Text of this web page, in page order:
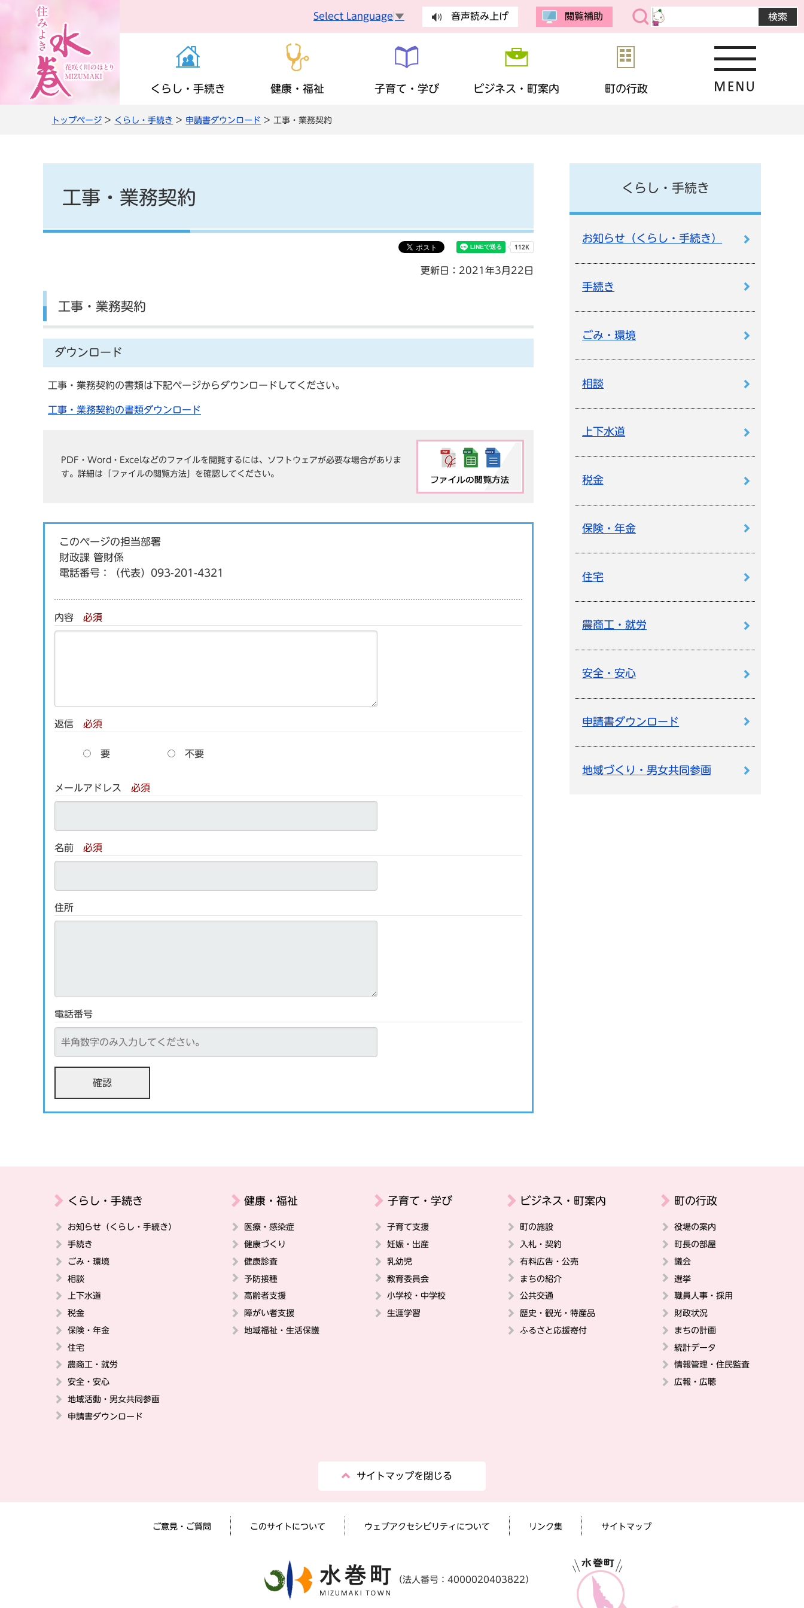
Select Language ▼ 音声読み上げ 閲覧補助
くらし・手続き
上下水道 住宅
農商工・就労 安全・安心 地域活動・男女共同参画 申請書ダウンロード
健康・福祉 子育て・学び ビジネス・町案内 町の行政
トップページ > くらし・手続き > 申請書ダウンロード > 工事・業務契約
工事・業務契約
更新日：2021年3月22日
工事・業務契約
ダウンロード
工事・業務契約の書類は下記ページからダウンロードしてください。
工事・業務契約の書類ダウンロード
PDF・Word・Excelなどのファイルを閲覧するには、ソフトウェアが必要な場合がありま
す。詳細は「ファイルの閲覧方法」を確認してください。
このページの担当部署
財政課 管財係
電話番号：
（代表）093-201-4321
内容 必須
返信 必須
要 不要
メールアドレス 必須
名前 必須
住所
電話番号
くらし・手続き
お知らせ（くらし・手続き）
手続き
ごみ・環境
相談
上下水道
税金
保険・年金
住宅
農商工・就労
安全・安心
申請書ダウンロード
地域づくり・男女共同参画
くらし・手続き
お知らせ（くらし・手続き）
手続き
ごみ・環境
相談
上下水道
税金
保険・年金
住宅
農商工・就労
安全・安心
地域活動・男女共同参画
申請書ダウンロード
健康・福祉
医療・感染症
健康づくり
健康診査
予防接種
高齢者支援
障がい者支援
地域福祉・生活保護
子育て・学び
子育て支援
妊娠・出産
乳幼児
教育委員会
小学校・中学校
生涯学習
ビジネス・町案内
町の施設
入札・契約
有料広告・公売
まちの紹介
公共交通
歴史・観光・特産品
ふるさと応援寄付
町の行政
役場の案内
町長の部屋
議会
選挙
職員人事・採用
財政状況
まちの計画
統計データ
情報管理・住民監査
広報・広聴
サイトマップを閉じる
ご意見・ご質問 このサイトについて ウェブアクセシビリティについて リンク集 サイトマップ
（法人番号：4000020403822）